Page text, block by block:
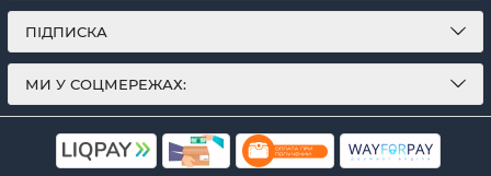
ПІДПИСКА
МИ У СОЦМЕРЕЖАХ: